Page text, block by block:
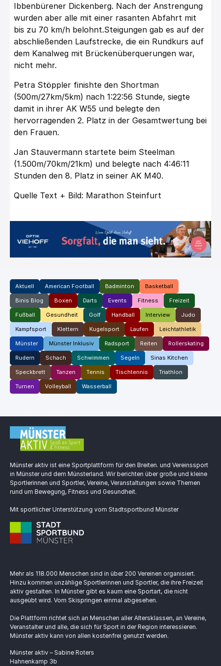
Ibbenbürener Dickenberg. Nach der Anstrengung
wurden aber alle mit einer rasanten Abfahrt mit
bis zu 70 km/h belohnt.Steigungen gab es auf der
abschließenden Laufstrecke, die ein Rundkurs auf
dem Kanalweg mit Brückenüberquerungen war,
nicht mehr.
Petra Stöppler finishte den Shortman
(500m/27km/5km) nach 1:22:56 Stunde, siegte
damit in ihrer AK W55 und belegte den
hervorragenden 2. Platz in der Gesamtwertung bei
den Frauen.
Jan Stauvermann startete beim Steelman
(1.500m/70km/21km) und belegte nach 4:46:11
Stunden den 8. Platz in seiner AK M40.
Quelle Text + Bild: Marathon Steinfurt
Aktuell American Football Badminton Basketball
Binis Blog Boxen Darts Events Fitness Freizeit
Fußball Gesundheit Golf Handball Interview Judo
Kampfsport Klettern Kugelsport Laufen Leichtathletik
Münster Münster Inklusiv Radsport Reiten Rollerskating
Rudern Schach Schwimmen Segeln Sinas Kitchen
Speckbrett Tanzen Tennis Tischtennis Triathlon
Turnen Volleyball Wasserball
Münster aktiv ist eine Sportplattform für den Breiten. und Vereinssport
in Münster und dem Münsterland. Wir berichten über große und kleine
Sportlerinnen und Sportler, Vereine, Veranstaltungen sowie Themen
rund um Bewegung, Fitness und Gesundheit.
Mit sportlicher Unterstützung vom Stadtsportbund Münster
Mehr als 118.000 Menschen sind in über 200 Vereinen organisiert.
Hinzu kommen unzählige Sportlerinnen und Sportler, die ihre Freizeit
aktiv gestalten. In Münster gibt es kaum eine Sportart, die nicht
ausgeübt wird. Vom Skispringen einmal abgesehen.
Die Plattform richtet sich an Menschen aller Altersklassen, an Vereine,
Veranstalter und alle, die sich für Sport in der Region interessieren.
Münster aktiv kann von allen kostenfrei genutzt werden.
Münster aktiv – Sabine Roters
Hahnenkamp 3b